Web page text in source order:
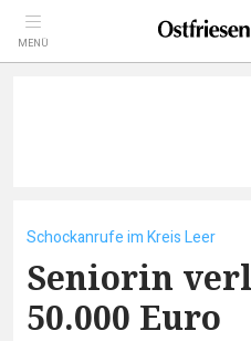
MENÜ
Schockanrufe im Kreis Leer
Seniorin
50.000 Euro